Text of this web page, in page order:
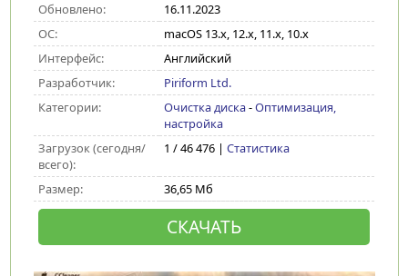
Обновлено:
16.11.2023
ОС:
macOS 13.x, 12.x, 11.x, 10.x
Интерфейс:
Английский
Разработчик:
Piriform Ltd.
Категории:
Очистка диска-Оптимизация,
настройка
Загрузок (сегодня/
всего):
1 / 46 476 | Статистика
Размер: 36,65 Мб
СКАЧАТЬ